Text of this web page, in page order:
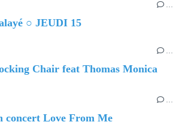
…
○ JEUDI 15
…
Chair feat Thomas Monica
…
concert Love From Me